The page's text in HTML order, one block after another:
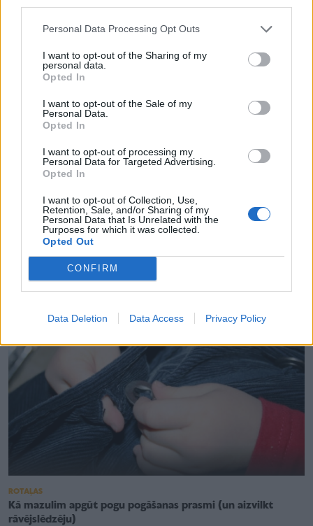
Personal Data Processing Opt Outs
I want to opt-out of the Sharing of my
personal data.
Opted In
I want to opt-out of the Sale of my
Personal Data.
Opted In
I want to opt-out of processing my
Personal Data for Targeted Advertising.
Opted In
I want to opt-out of Collection, Use,
Retention, Sale, and/or Sharing of my
Personal Data that Is Unrelated with the
Purposes for which it was collected.
Opted Out
CONFIRM
Data Deletion Data Access Privacy Policy
Lec no šūpolēm vai nokrīt no slidkalniņa: biežākās traumas,
ROTAĻAS
Kā mazulim apgūt pogu pogāšanas prasmi (un aizvilkt
rāvējslēdzēju)